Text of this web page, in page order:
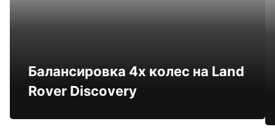
Балансировка 4х колес на Land
Rover Discovery